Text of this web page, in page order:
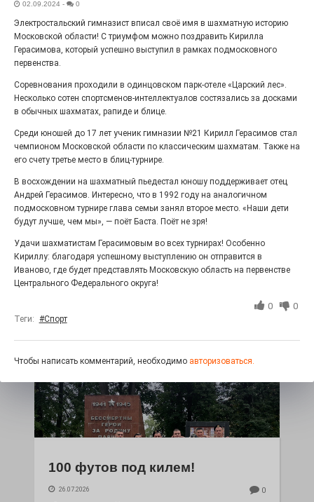
проект, на который электростальцев приглашает к
себе Выставочный зал им. Олега Коняшина.
«Районы-кварталы»
путешествуют по городу
27.07.2026 0
Радость в квадрате! На этой неделе электростальцев
дважды порадует проект «Районы-кварталы».
100 футов под килем!
26.07.2026 0
02.09.2024 - 0
Электростальский гимназист вписал своё имя в шахматную историю
Московской области! С триумфом можно поздравить Кирилла
Герасимова, который успешно выступил в рамках подмосковного
первенства.
Соревнования проходили в одинцовском парк-отеле «Царский лес».
Несколько сотен спортсменов-интеллектуалов состязались за досками
в обычных шахматах, рапиде и блице.
Среди юношей до 17 лет ученик гимназии №21 Кирилл Герасимов стал
чемпионом Московской области по классическим шахматам. Также на
его счету третье место в блиц-турнире.
В восхождении на шахматный пьедестал юношу поддерживает отец
Андрей Герасимов. Интересно, что в 1992 году на аналогичном
подмосковном турнире глава семьи занял второе место. «Наши дети
будут лучше, чем мы», — поёт Баста. Поёт не зря!
Удачи шахматистам Герасимовым во всех турнирах! Особенно
Кириллу: благодаря успешному выступлению он отправится в
Иваново, где будет представлять Московскую область на первенстве
Центрального Федерального округа!
0 0
Теги: #Спорт
Чтобы написать комментарий, необходимо авторизоваться.